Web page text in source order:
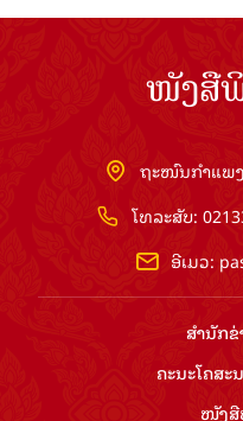
ໜັງສື
ຖະໜົນກຳແພ
ໂທລະສັບ:
ອີເມວ:
ສຳ​ນັກ​
ຄະນະໂຄສ
ໜັງສື